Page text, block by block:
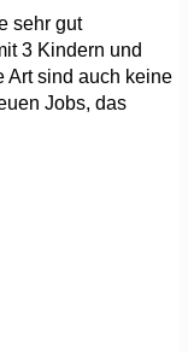
sehr gut
3 Kindern und
Art sind auch keine
Jobs, das